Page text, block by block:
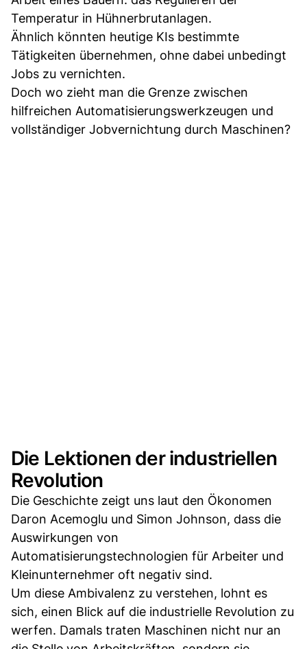
Temperatur in Hühnerbrutanlagen.
Ähnlich könnten heutige KIs bestimmte
Tätigkeiten übernehmen, ohne dabei unbedingt
Jobs zu vernichten.
Doch wo zieht man die Grenze zwischen
hilfreichen Automatisierungswerkzeugen und
vollständiger Jobvernichtung durch Maschinen?
Die Lektionen der industriellen
Revolution
Die Geschichte zeigt uns laut den Ökonomen
Daron Acemoglu und Simon Johnson, dass die
Auswirkungen von
Automatisierungstechnologien für Arbeiter und
Kleinunternehmer oft negativ sind.
Um diese Ambivalenz zu verstehen, lohnt es
sich, einen Blick auf die industrielle Revolution zu
werfen. Damals traten Maschinen nicht nur an